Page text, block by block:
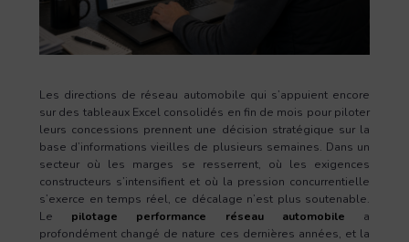
Les directions de réseau automobile qui s’appuient encore
sur des tableaux Excel consolidés en fin de mois pour piloter
leurs concessions prennent une décision stratégique sur la
base d’informations vieilles de plusieurs semaines. Dans un
secteur où les marges se resserrent, où les exigences
constructeurs s’intensifient et où la pression concurrentielle
s’exerce en temps réel, ce décalage n’est plus soutenable.
Le pilotage performance réseau automobile a
profondément changé de nature ces dernières années, et la